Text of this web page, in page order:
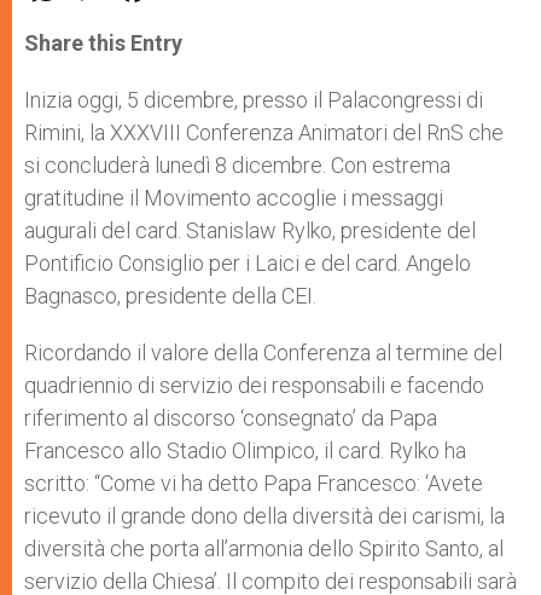
t
s
p
p
s
e
g
e
r
e
b
o
k
r
Share this Entry
Inizia oggi, 5 dicembre, presso il Palacongressi di
Rimini, la XXXVIII Conferenza Animatori del RnS che
si concluderà lunedì 8 dicembre. Con estrema
gratitudine il Movimento accoglie i messaggi
augurali del card. Stanislaw Rylko, presidente del
Pontificio Consiglio per i Laici e del card. Angelo
Bagnasco, presidente della CEI.
Ricordando il valore della Conferenza al termine del
quadriennio di servizio dei responsabili e facendo
riferimento al discorso ‘consegnato’ da Papa
Francesco allo Stadio Olimpico, il card. Rylko ha
scritto: “Come vi ha detto Papa Francesco: ‘Avete
ricevuto il grande dono della diversità dei carismi, la
diversità che porta all’armonia dello Spirito Santo, al
servizio della Chiesa’. Il compito dei responsabili sarà